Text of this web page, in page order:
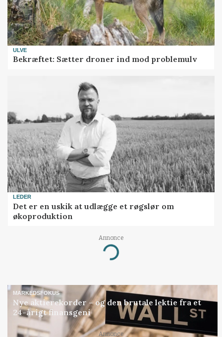
ULVE
Bekræftet: Sætter droner ind mod problemulv
LEDER
Det er en uskik at udlægge et røgslør om
økoproduktion
Annonce
Loading...
MARKEDSFOKUS
Nye aktierekorder – og den brutale lektie fra et
24-årigt finansgeni
Annonce